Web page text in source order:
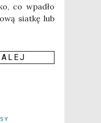
co wpa­dło
siat­kę lub